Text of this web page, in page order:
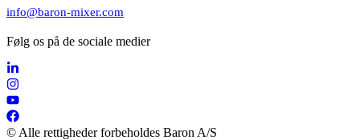
info@baron-mixer.com
Følg os på de sociale medier
© Alle rettigheder forbeholdes Baron A/S